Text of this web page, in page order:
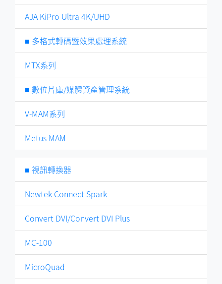
AJA KiPro Ultra 4K/UHD
■ 多格式轉碼暨效果處理系統
MTX系列
■ 數位片庫/媒體資產管理系統
V-MAM系列
Metus MAM
■ 視訊轉換器
Newtek Connect Spark
Convert DVI/Convert DVI Plus
MC-100
MicroQuad